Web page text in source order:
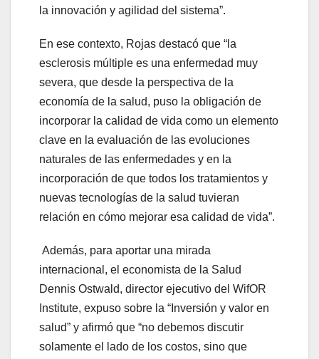
la innovación y agilidad del sistema”.
En ese contexto, Rojas destacó que “la
esclerosis múltiple es una enfermedad muy
severa, que desde la perspectiva de la
economía de la salud, puso la obligación de
incorporar la calidad de vida como un elemento
clave en la evaluación de las evoluciones
naturales de las enfermedades y en la
incorporación de que todos los tratamientos y
nuevas tecnologías de la salud tuvieran
relación en cómo mejorar esa calidad de vida”.
Además, para aportar una mirada
internacional, el economista de la Salud
Dennis Ostwald, director ejecutivo del WifOR
Institute, expuso sobre la “Inversión y valor en
salud” y afirmó que “no debemos discutir
solamente el lado de los costos, sino que